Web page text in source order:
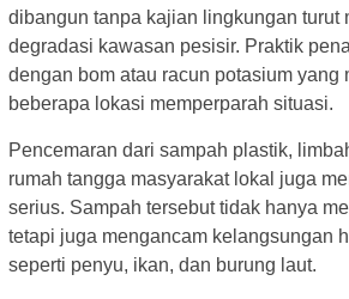
dibangun tanpa kajian lingkungan turut
degradasi kawasan pesisir. Praktik
dengan bom atau racun potasium yang
beberapa lokasi memperparah situasi.
Pencemaran dari sampah plastik,
rumah tangga masyarakat lokal juga
serius. Sampah tersebut tidak hanya
tetapi juga mengancam kelangsungan
seperti penyu, ikan, dan burung laut.